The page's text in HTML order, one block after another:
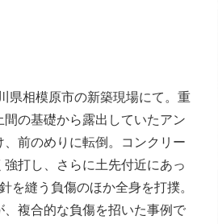
県相模原市の新築現場にて。重
の基礎から露出していたアン
前のめりに転倒。コンクリー
打し、さらに土先付近にあっ
を縫う負傷のほか全身を打撲。
複合的な負傷を招いた事例で